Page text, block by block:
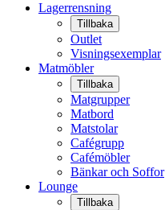
Lagerrensning
Tillbaka
Outlet
Visningsexemplar
Matmöbler
Tillbaka
Matgrupper
Matbord
Matstolar
Cafégrupp
Cafémöbler
Bänkar och Soffor
Lounge
Tillbaka